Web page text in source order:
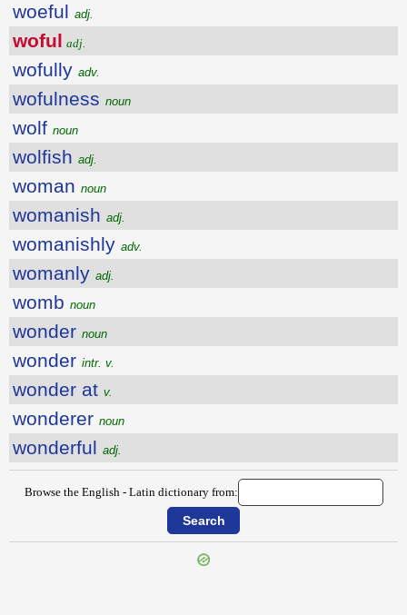
woeful adj.
woful adj.
wofully adv.
wofulness noun
wolf noun
wolfish adj.
woman noun
womanish adj.
womanishly adv.
womanly adj.
womb noun
wonder noun
wonder intr. v.
wonder at v.
wonderer noun
wonderful adj.
Browse the English - Latin dictionary from: